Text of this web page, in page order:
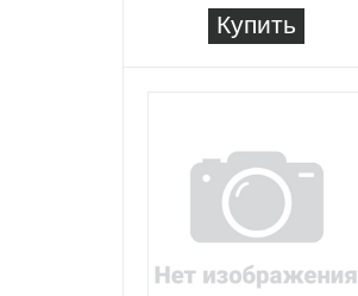
Купить